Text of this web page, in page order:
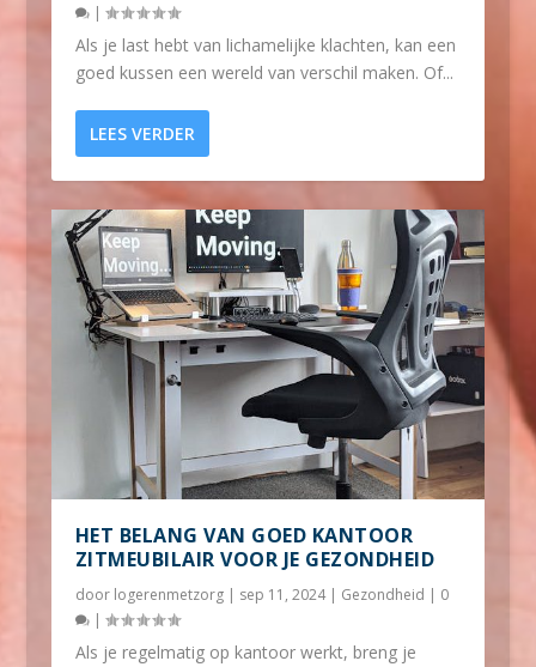
|
Als je last hebt van lichamelijke klachten, kan een
goed kussen een wereld van verschil maken. Of...
LEES VERDER
HET BELANG VAN GOED KANTOOR
ZITMEUBILAIR VOOR JE GEZONDHEID
door logerenmetzorg| sep 11, 2024| Gezondheid | 0
|
Als je regelmatig op kantoor werkt, breng je